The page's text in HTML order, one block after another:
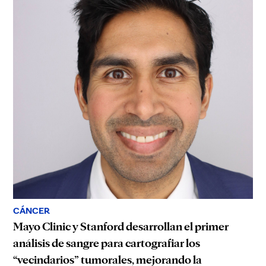
CÁNCER
Mayo Clinic y Stanford desarrollan el primer
análisis de sangre para cartografiar los
“vecindarios” tumorales, mejorando la